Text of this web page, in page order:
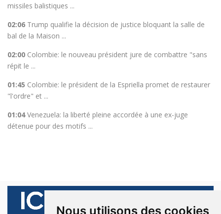
Nous utilisons des cookies
missiles balistiques ...
02:06 Trump qualifie la décision de justice bloquant la salle de
bal de la Maison ...
02:00 Colombie: le nouveau président jure de combattre "sans
répit le ...
01:45 Colombie: le président de la Espriella promet de restaurer
"l'ordre" et ...
01:04 Venezuela: la liberté pleine accordée à une ex-juge
détenue pour des motifs ...